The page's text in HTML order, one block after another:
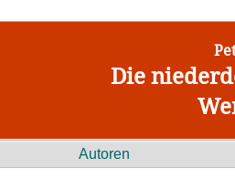
Die
Autoren